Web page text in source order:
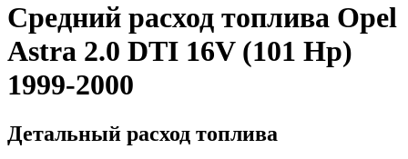
Средний расход топлива Opel
Astra 2.0 DTI 16V (101 Hp)
1999-2000
Детальный расход топлива